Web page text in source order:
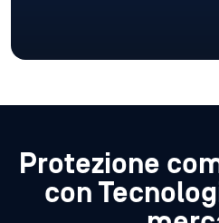
Protezione
con